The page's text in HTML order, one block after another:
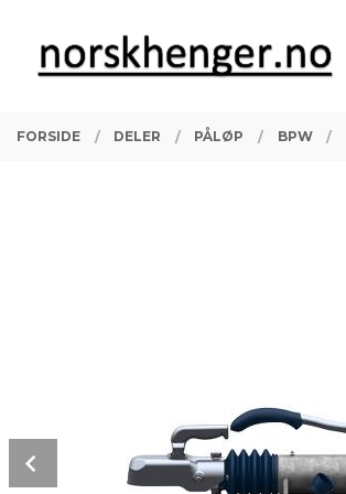
innholdet
PRODUKTER
FORSIDE DELER PÅLØP BPW